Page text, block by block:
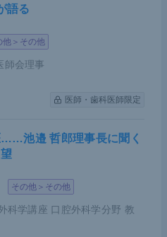
的治療はより個別化され
がん治療は手術しか選択
後半には内視鏡治療や補
して現在は、内視鏡治療
する対象は早期がんの一
せのみによって完治する
ない。そのような時代の
のような役割を担い、ど
語る
他＞その他
師会理事
医師・歯科医師限定
池邉 哲郎理事長に聞く
その他＞その他
科学講座 口腔外科学分野 教